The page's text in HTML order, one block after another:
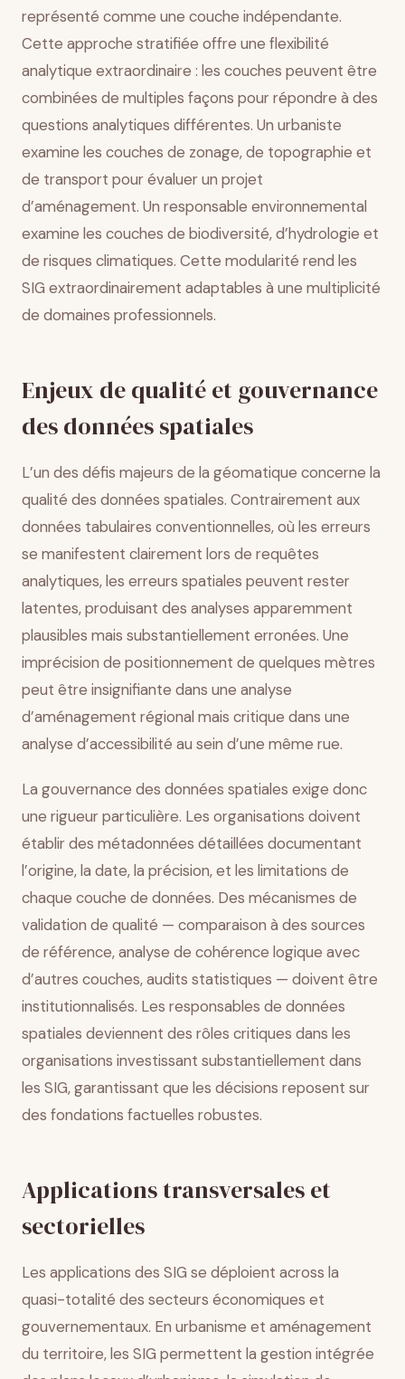
représenté comme une couche indépendante.
Cette approche stratifiée offre une flexibilité
analytique extraordinaire : les couches peuvent être
combinées de multiples façons pour répondre à des
questions analytiques différentes. Un urbaniste
examine les couches de zonage, de topographie et
de transport pour évaluer un projet
d’aménagement. Un responsable environnemental
examine les couches de biodiversité, d’hydrologie et
de risques climatiques. Cette modularité rend les
SIG extraordinairement adaptables à une multiplicité
de domaines professionnels.
Enjeux de qualité et gouvernance
des données spatiales
L’un des défis majeurs de la géomatique concerne la
qualité des données spatiales. Contrairement aux
données tabulaires conventionnelles, où les erreurs
se manifestent clairement lors de requêtes
analytiques, les erreurs spatiales peuvent rester
latentes, produisant des analyses apparemment
plausibles mais substantiellement erronées. Une
imprécision de positionnement de quelques mètres
peut être insignifiante dans une analyse
d’aménagement régional mais critique dans une
analyse d’accessibilité au sein d’une même rue.
La gouvernance des données spatiales exige donc
une rigueur particulière. Les organisations doivent
établir des métadonnées détaillées documentant
l’origine, la date, la précision, et les limitations de
chaque couche de données. Des mécanismes de
validation de qualité — comparaison à des sources
de référence, analyse de cohérence logique avec
d’autres couches, audits statistiques — doivent être
institutionnalisés. Les responsables de données
spatiales deviennent des rôles critiques dans les
organisations investissant substantiellement dans
les SIG, garantissant que les décisions reposent sur
des fondations factuelles robustes.
Applications transversales et
sectorielles
Les applications des SIG se déploient across la
quasi-totalité des secteurs économiques et
gouvernementaux. En urbanisme et aménagement
du territoire, les SIG permettent la gestion intégrée